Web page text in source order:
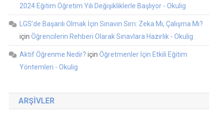
2024 Eğitim Öğretim Yılı Değişikliklerle Başlıyor - Okulig
LGS’de Başarılı Olmak İçin Sınavın Sırrı: Zeka Mı, Çalışma Mı?
için Öğrencilerin Rehberi Olarak Sınavlara Hazırlık - Okulig
Aktif Öğrenme Nedir? için Öğretmenler İçin Etkili Eğitim
Yöntemleri - Okulig
ARŞIVLER